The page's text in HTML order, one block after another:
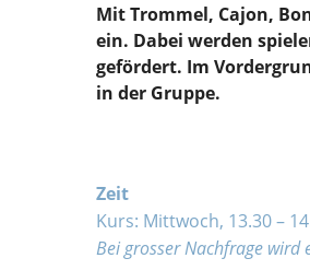
​Mit Trommel, Cajon,
ein. Dabei werden
gefördert. Im
in der Gruppe.
Zeit
Kurs: Mittwoch, 13.30 –
Bei grosser Nachfrage wird